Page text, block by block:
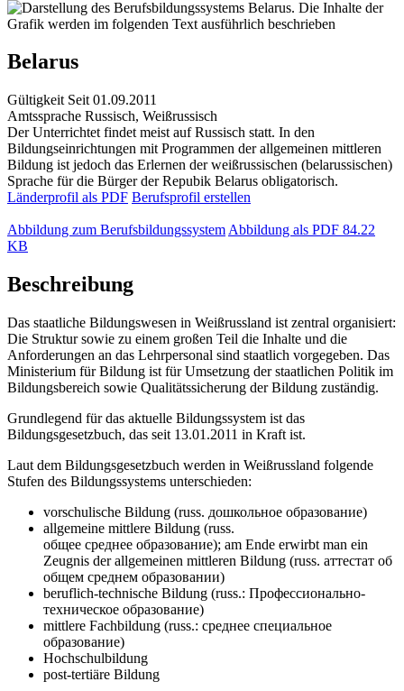
Belarus
Gültigkeit Seit 01.09.2011
Amtssprache Russisch, Weißrussisch
Der Unterrichtet findet meist auf Russisch statt. In den
Bildungseinrichtungen mit Programmen der allgemeinen mittleren
Bildung ist jedoch das Erlernen der weißrussischen (belarussischen)
Sprache für die Bürger der Repubik Belarus obligatorisch.
Länderprofil als PDF Berufsprofil erstellen
Abbildung zum Berufsbildungssystem Abbildung als PDF 84.22
KB
Beschreibung
Das staatliche Bildungswesen in Weißrussland ist zentral organisiert:
Die Struktur sowie zu einem großen Teil die Inhalte und die
Anforderungen an das Lehrpersonal sind staatlich vorgegeben. Das
Ministerium für Bildung ist für Umsetzung der staatlichen Politik im
Bildungsbereich sowie Qualitätssicherung der Bildung zuständig.
Grundlegend für das aktuelle Bildungssystem ist das
Bildungsgesetzbuch, das seit 13.01.2011 in Kraft ist.
Laut dem Bildungsgesetzbuch werden in Weißrussland folgende
Stufen des Bildungssystems unterschieden:
vorschulische Bildung (russ. дошкольное образование)
allgemeine mittlere Bildung (russ.
общее среднее образование); am Ende erwirbt man ein
Zeugnis der allgemeinen mittleren Bildung (russ. аттестат об
общем среднем образовании)
beruflich-technische Bildung (russ.: Профессионально-
техническое образование)
mittlere Fachbildung (russ.: среднее специальное
образование)
Hochschulbildung
post-tertiäre Bildung